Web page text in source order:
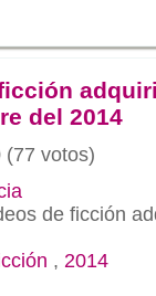
del 2014
(77 votos)
de ficción
, 2014